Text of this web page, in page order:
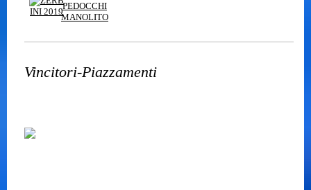
Vincitori-Piazzamenti